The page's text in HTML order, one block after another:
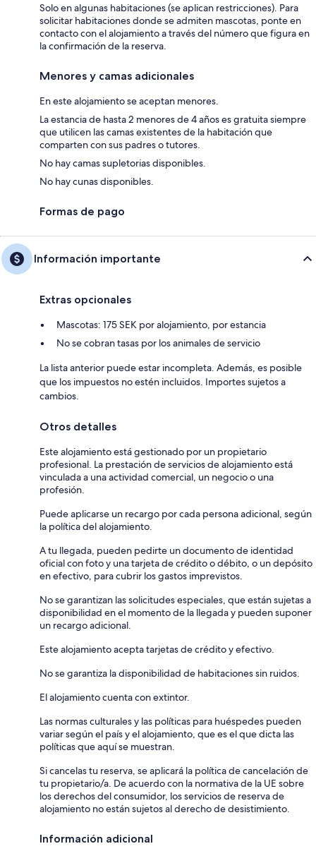
Solo en algunas habitaciones (se aplican restricciones). Para
solicitar habitaciones donde se admiten mascotas, ponte en
contacto con el alojamiento a través del número que figura en
la confirmación de la reserva.
Menores y camas adicionales
En este alojamiento se aceptan menores.
La estancia de hasta 2 menores de 4 años es gratuita siempre
que utilicen las camas existentes de la habitación que
comparten con sus padres o tutores.
No hay camas supletorias disponibles.
No hay cunas disponibles.
Formas de pago
Información importante
Extras opcionales
Mascotas: 175 SEK por alojamiento, por estancia
No se cobran tasas por los animales de servicio
La lista anterior puede estar incompleta. Además, es posible
que los impuestos no estén incluidos. Importes sujetos a
cambios.
Otros detalles
Este alojamiento está gestionado por un propietario
profesional. La prestación de servicios de alojamiento está
vinculada a una actividad comercial, un negocio o una
profesión.
Puede aplicarse un recargo por cada persona adicional, según
la política del alojamiento.
A tu llegada, pueden pedirte un documento de identidad
oficial con foto y una tarjeta de crédito o débito, o un depósito
en efectivo, para cubrir los gastos imprevistos.
No se garantizan las solicitudes especiales, que están sujetas a
disponibilidad en el momento de la llegada y pueden suponer
un recargo adicional.
Este alojamiento acepta tarjetas de crédito y efectivo.
No se garantiza la disponibilidad de habitaciones sin ruidos.
El alojamiento cuenta con extintor.
Las normas culturales y las políticas para huéspedes pueden
variar según el país y el alojamiento, que es el que dicta las
políticas que aquí se muestran.
Si cancelas tu reserva, se aplicará la política de cancelación de
tu propietario/a. De acuerdo con la normativa de la UE sobre
los derechos del consumidor, los servicios de reserva de
alojamiento no están sujetos al derecho de desistimiento.
Información adicional